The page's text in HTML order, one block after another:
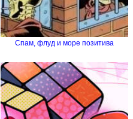
Спам, флуд и море позитива